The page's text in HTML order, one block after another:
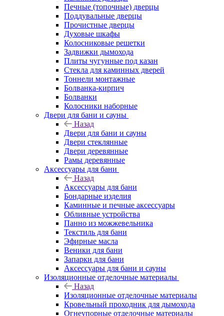
Печные (топочные) дверцы
Поддувальные дверцы
Прочистные дверцы
Духовые шкафы
Колосниковые решетки
Задвижки дымохода
Плиты чугунные под казан
Стекла для каминных дверей
Тоннели монтажные
Болванка-кирпич
Болванки
Колосники наборные
Двери для бани и сауны
Назад
Двери для бани и сауны
Двери стеклянные
Двери деревянные
Рамы деревянные
Аксессуары для бани
Назад
Аксессуары для бани
Бондарные изделия
Каминные и печные аксессуары
Обливные устройства
Панно из можжевельника
Текстиль для бани
Эфирные масла
Веники для бани
Запарки для бани
Аксессуары для бани и сауны
Изоляционные отделочные материалы
Назад
Изоляционные отделочные материалы
Кровельный проходник для дымохода
Огнеупорные отделочные материалы